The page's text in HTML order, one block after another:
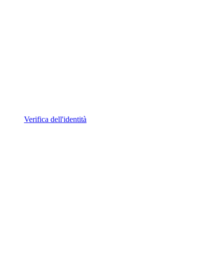
Verifica dell'identità